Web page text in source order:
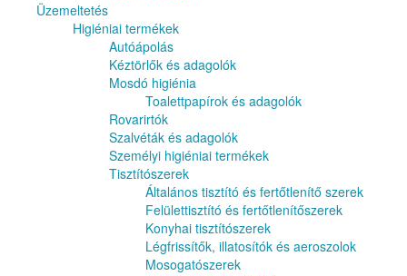
Üzemeltetés
Higiéniai termékek
Autóápolás
Kéztörlők és adagolók
Mosdó higiénia
Toalettpapírok és adagolók
Rovarirtók
Szalvéták és adagolók
Személyi higiéniai termékek
Tisztítószerek
Általános tisztító és fertőtlenítő szerek
Felülettisztító és fertőtlenítőszerek
Konyhai tisztítószerek
Légfrissítők, illatosítók és aeroszolok
Mosogatószerek